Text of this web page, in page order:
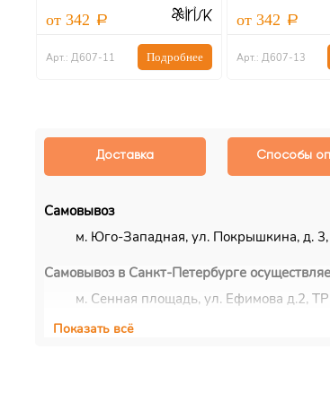
от 342
Арт.: Д607-11 Подробнее
от 342
Арт.: Д607-13
Доставка Способы
Самовывоз
м. Юго-Западная, ул. Покрышкина, д.
Самовывоз в Санкт-Петербурге
м. Сенная площадь, ул. Ефимова д.2,
Курьерская доставка
Показать всё